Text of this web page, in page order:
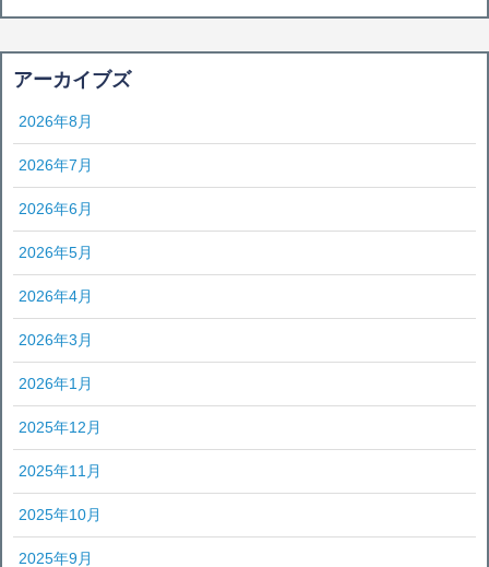
アーカイブズ
2026年8月
2026年7月
2026年6月
2026年5月
2026年4月
2026年3月
2026年1月
2025年12月
2025年11月
2025年10月
2025年9月